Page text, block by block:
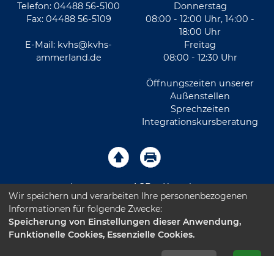
Telefon: 04488 56-5100
Fax: 04488 56-5109
E-Mail: kvhs@kvhs-
ammerland.de
Donnerstag
08:00 - 12:00 Uhr, 14:00 -
18:00 Uhr
Freitag
08:00 - 12:30 Uhr
Öffnungszeiten unserer
Außenstellen
Sprechzeiten
Integrationskursberatung
Impressum AGB Kontakt
Sitemap Datenschutz Leichte Sprache
Barrierefreiheitserklärung
Wir speichern und verarbeiten Ihre personenbezogenen
Informationen für folgende Zwecke:
Speicherung von Einstellungen dieser Anwendung,
Funktionelle Cookies, Essenzielle Cookies.